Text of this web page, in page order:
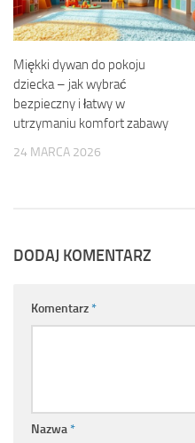
Miękki dywan do pokoju
dziecka – jak wybrać
bezpieczny i łatwy w
utrzymaniu komfort zabawy
24 MARCA 2026
DODAJ KOMENTARZ
Komentarz*
Nazwa*